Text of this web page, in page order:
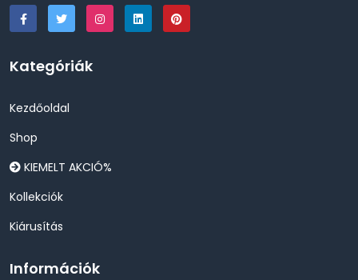
Kategóriák
Kezdőoldal
Shop
KIEMELT AKCIÓ%
Kollekciók
Kiárusítás
Információk